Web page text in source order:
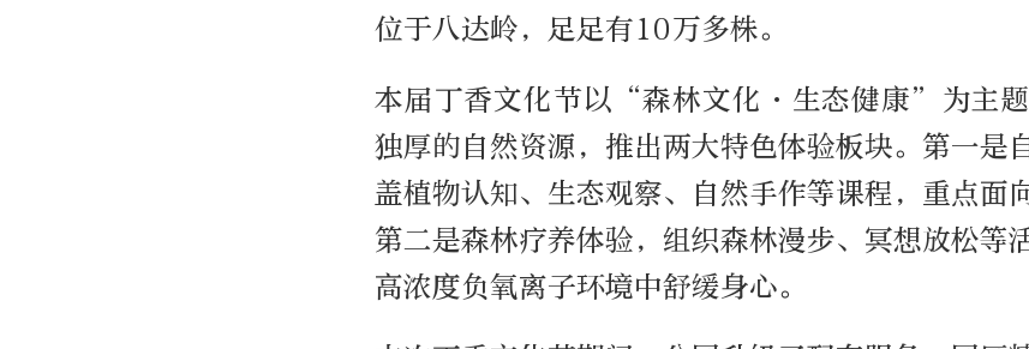
位于八达岭，足足有10万多株。
本届丁香文化节以“森林文化·生态健康”为主
独厚的自然资源，推出两大特色体验板块。第一是
盖植物认知、生态观察、自然手作等课程，重点面
第二是森林疗养体验，组织森林漫步、冥想放松等
高浓度负氧离子环境中舒缓身心。